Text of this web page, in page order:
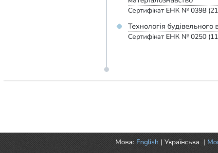
Сертифікат ЕНК № 0398
Технологія будівельного
Сертифікат ЕНК № 0250
Мова: English | Українська |